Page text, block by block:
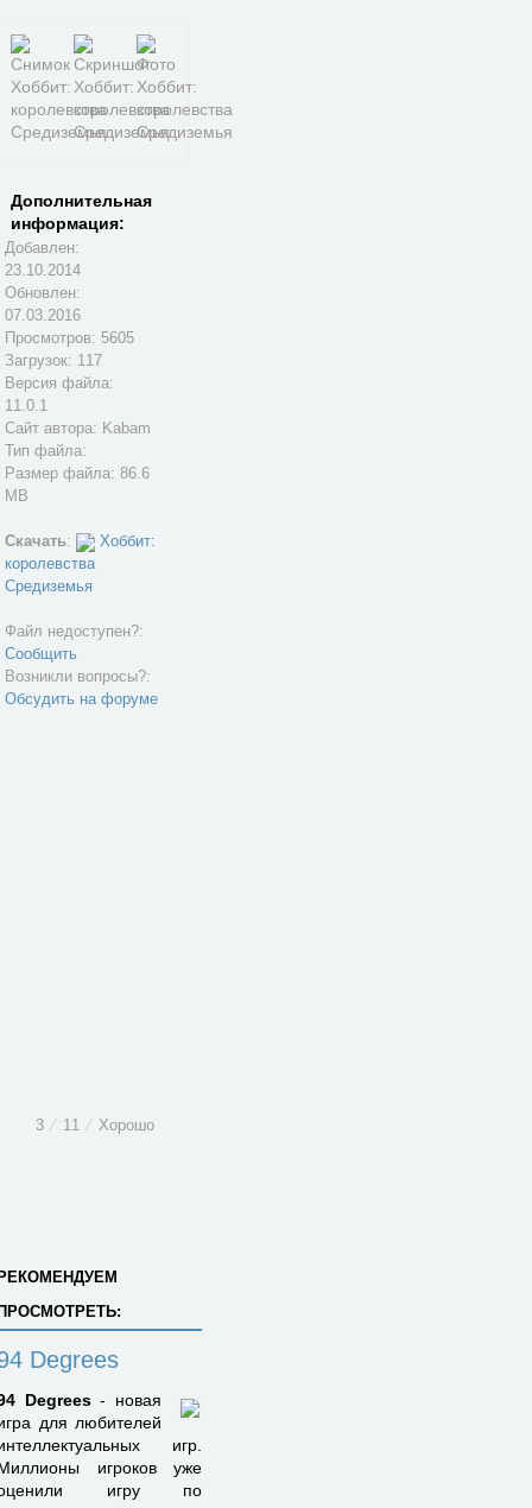
Дополнительная
информация:
Добавлен:
23.10.2014
Обновлен:
07.03.2016
Просмотров: 5605
Загрузок: 117
Версия файла:
11.0.1
Сайт автора: Kabam
Тип файла:
Размер файла: 86.6
MB
Скачать:
Хоббит:
королевства
Средиземья
Файл недоступен?:
Сообщить
Возникли вопросы?:
Обсудить на форуме
3 ⁄ 11 ⁄ Хорошо
Degrees
Degrees- новая
для любителей
игр.
игроков уже
игру по